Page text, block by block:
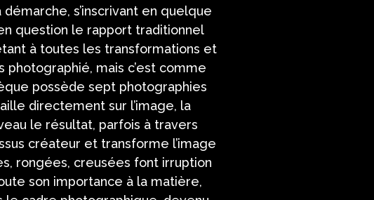
s’inscrivant en quelque
question le rapport traditionnel
à toutes les transformations et
photographié, mais c’est comme
possède sept photographies
directement sur l’image, la
le résultat, parfois à travers
créateur et transforme l’image
rongées, creusées font irruption
son importance à la matière,